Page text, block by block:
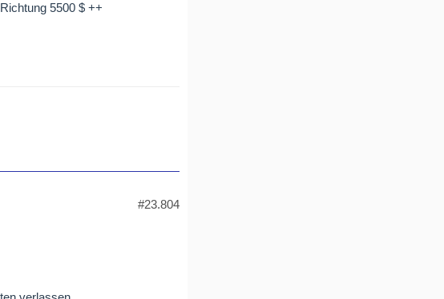
5500 $ ++
#23.804